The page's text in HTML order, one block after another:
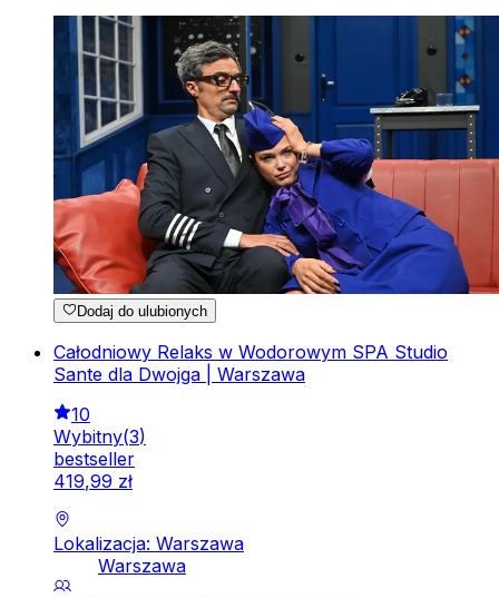
Dodaj do ulubionych
Całodniowy Relaks w Wodorowym SPA Studio
Sante dla Dwojga | Warszawa
10
Wybitny(3)
bestseller
419,99 zł
Lokalizacja: Warszawa
Warszawa